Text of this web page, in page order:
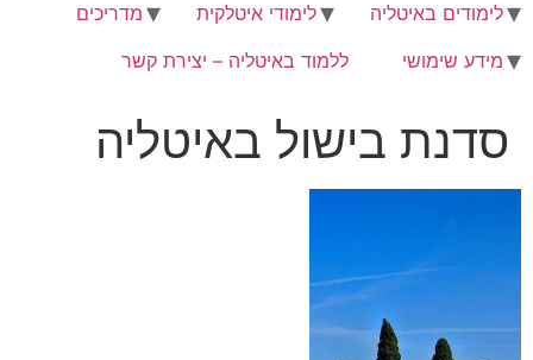
לימודים באיטליה לימודי איטלקית
מדריכים
מידע שימושי
ללמוד באיטליה – יצירת קשר
סדנת בישול באיטליה